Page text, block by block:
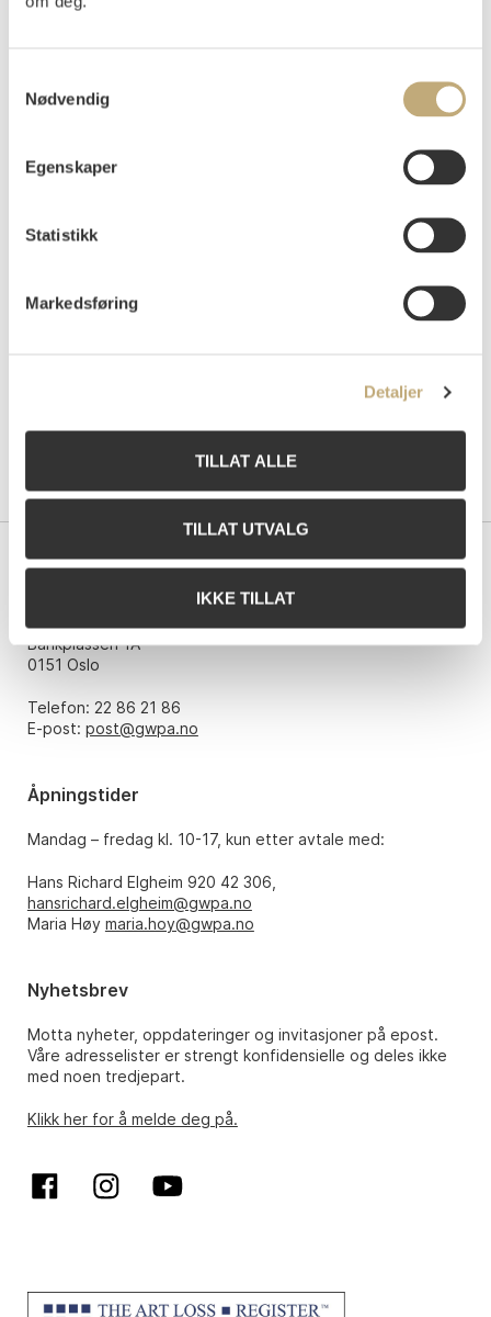
Nødvendig
Egenskaper
Statistikk
Markedsføring
Detaljer
TILLAT ALLE
TILLAT UTVALG
IKKE TILLAT
Vurdering
NOK 150 000–200 000
Auksjonert
onsdag 25. november 2020 kl 18:00
Grev Wedels Plass Auksjoner AS
Bankplassen 1A
0151 Oslo
Telefon: 22 86 21 86
E-post: post@gwpa.no
Åpningstider
Mandag – fredag kl. 10-17, kun etter avtale med:
Hans Richard Elgheim 920 42 306,
hansrichard.elgheim@gwpa.no
Maria Høy maria.hoy@gwpa.no
Nyhetsbrev
Motta nyheter, oppdateringer og invitasjoner på epost.
Våre adresselister er strengt konfidensielle og deles ikke
med noen tredjepart.
Klikk her for å melde deg på.